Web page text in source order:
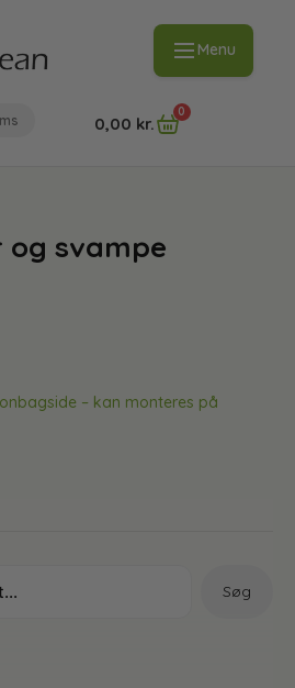
Menu
0,00 kr.
0
og svampe
– kan monteres på
Søg